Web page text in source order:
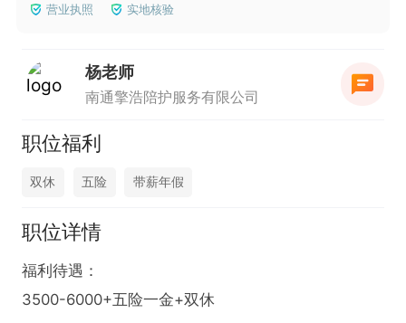
营业执照 实地核验
杨老师
南通擎浩陪护服务有限公司
职位福利
双休 五险 带薪年假
职位详情
福利待遇：
3500-6000+五险一金+双休